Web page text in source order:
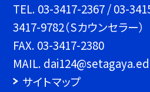
TEL. 03-3417-2367 / 03-
3417-9782（Sカウンセラー）
FAX. 03-3417-2380
MAIL.
サイトマップ